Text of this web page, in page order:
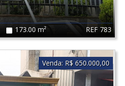
REF 783
173.00 m²
Venda: R$ 650.000,00